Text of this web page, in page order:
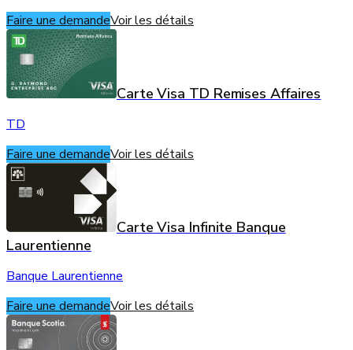
Faire une demandeVoir les détails
Carte Visa TD Remises Affaires
TD
Faire une demandeVoir les détails
Carte Visa Infinite Banque
Laurentienne
Banque Laurentienne
Faire une demandeVoir les détails